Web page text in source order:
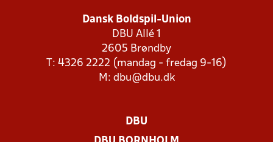
Dansk Boldspil-Union
DBU Allé 1
2605 Brøndby
T: 4326 2222 (mandag - fredag 9-16)
M: dbu@dbu.dk
DBU